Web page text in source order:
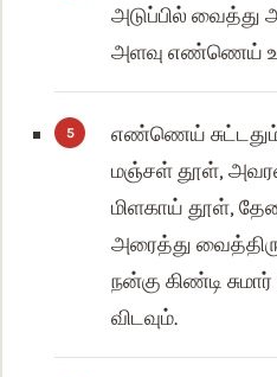
அடுப்பில் வைத்து
அளவு எண்ணெய்
எண்ணெய்
மஞ்சள் தூள்,
மிளகாய் தூள்,
அரைத்து
நன்கு கிண்டி
விடவும்.